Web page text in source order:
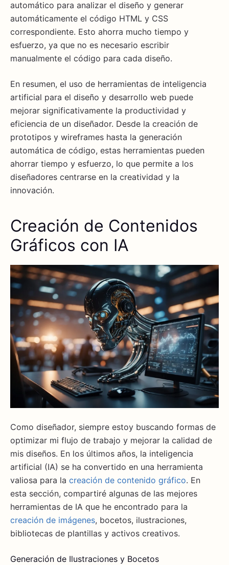
automático para analizar el diseño y generar
automáticamente el código HTML y CSS
correspondiente. Esto ahorra mucho tiempo y
esfuerzo, ya que no es necesario escribir
manualmente el código para cada diseño.
En resumen, el uso de herramientas de inteligencia
artificial para el diseño y desarrollo web puede
mejorar significativamente la productividad y
eficiencia de un diseñador. Desde la creación de
prototipos y wireframes hasta la generación
automática de código, estas herramientas pueden
ahorrar tiempo y esfuerzo, lo que permite a los
diseñadores centrarse en la creatividad y la
innovación.
Creación de Contenidos
Gráficos con IA
Como diseñador, siempre estoy buscando formas de
optimizar mi flujo de trabajo y mejorar la calidad de
mis diseños. En los últimos años, la inteligencia
artificial (IA) se ha convertido en una herramienta
valiosa para la creación de contenido gráfico. En
esta sección, compartiré algunas de las mejores
herramientas de IA que he encontrado para la
creación de imágenes, bocetos, ilustraciones,
bibliotecas de plantillas y activos creativos.
Generación de Ilustraciones y Bocetos